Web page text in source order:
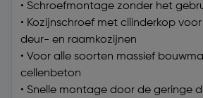
• Schroefmontage zonder het
• Kozijnschroef met cilinderkop
deur- en raamkozijnen
• Voor alle soorten massief
cellenbeton
• Snelle montage door de geringe